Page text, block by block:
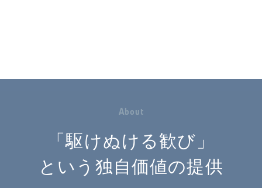
About
「駆けぬける歓び」
という独自価値の提供